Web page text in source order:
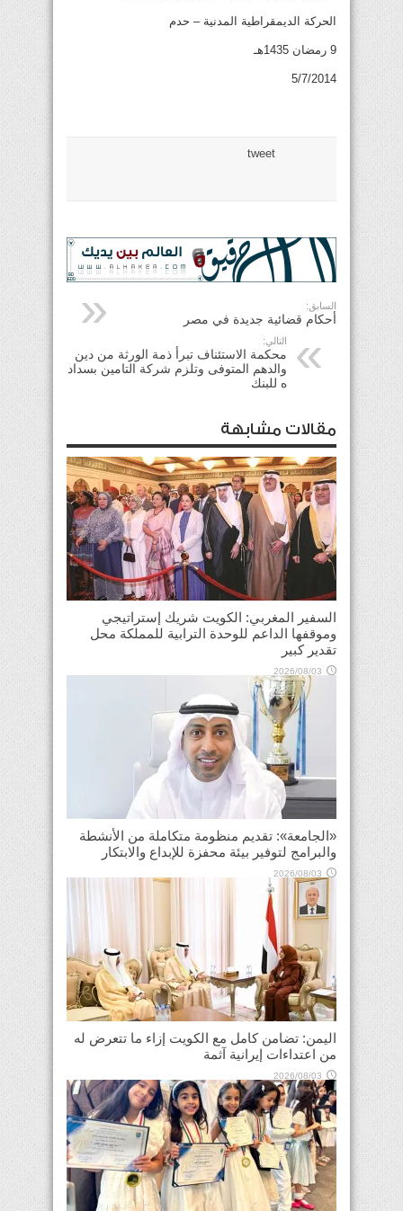
الحركة الديمقراطية المدنية – حدم
9 رمضان 1435هـ
5/7/2014
tweet
السابق:
أحكام قضائية جديدة في مصر
التالي:
محكمة الاستئناف تبرأ ذمة الورثة من دين
والدهم المتوفى وتلزم شركة التامين بسداد
ه للبنك
مقالات مشابهة
السفير المغربي: الكويت شريك إستراتيجي
وموقفها الداعم للوحدة الترابية للمملكة محل
تقدير كبير
2026/08/03
«الجامعة»: تقديم منظومة متكاملة من الأنشطة
والبرامج لتوفير بيئة محفزة للإبداع والابتكار
2026/08/03
اليمن: تضامن كامل مع الكويت إزاء ما تتعرض له
من اعتداءات إيرانية آثمة
2026/08/03